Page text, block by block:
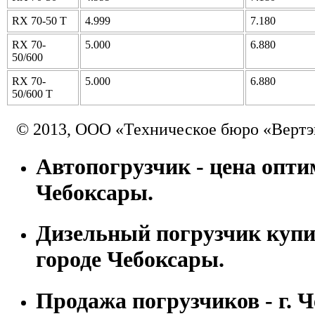
RX 70-50 T
4.999
7.180
RX 70-
50/600
5.000 6.880
RX 70-
50/600 T
5.000 6.880
© 2013, ООО «Техническое бюро
Автопогрузчик - цена
Чебоксары.
Дизельный погрузчик
городе Чебоксары.
Продажа погрузчиков - г.